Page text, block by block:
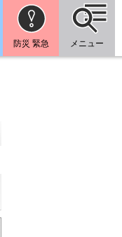
防災 緊急 メニュー